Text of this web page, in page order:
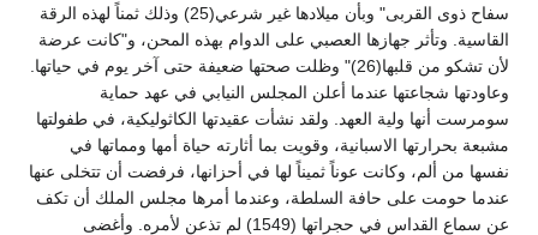
سفاح ذوى القربى" وبأن ميلادها غير شرعي(25) وذلك ثمناً لهذه الرقة
القاسية. وتأثر جهازها العصبي على الدوام بهذه المحن، و"كانت عرضة
لأن تشكو من قلبها(26)" وظلت صحتها ضعيفة حتى آخر يوم في حياتها.
وعاودتها شجاعتها عندما أعلن المجلس النيابي في عهد حماية
سومرست أنها ولية العهد. ولقد نشأت عقيدتها الكاثوليكية، في طفولتها
مشبعة بحرارتها الاسبانية، وقويت بما أثارته حياة أمها ومماتها في
نفسها من ألم، وكانت عوناً ثميناً لها في أحزانها، فرفضت أن تتخلى عنها
عندما حومت على حافة السلطة، وعندما أمرها مجلس الملك أن تكف
عن سماع القداس في حجراتها (1549) لم تذعن لأمره. وأغضى